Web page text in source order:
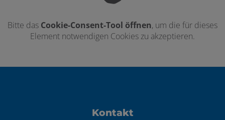
Bitte das Cookie-Consent-Tool öffnen, um die für dieses
Element notwendigen Cookies zu akzeptieren.
Kontakt